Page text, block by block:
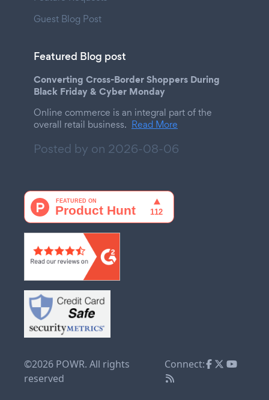
Guest Blog Post
Featured Blog post
Converting Cross-Border Shoppers During
Black Friday & Cyber Monday
Online commerce is an integral part of the
overall retail business. Read More
Posted by on 2026-08-06
©2026 POWR. All rights
reserved
Connect: